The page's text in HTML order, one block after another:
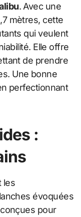
. Avec une
mètres, cette
qui veulent
Elle offre
de prendre
Une bonne
perfectionnant
:
les
évoquées
pour